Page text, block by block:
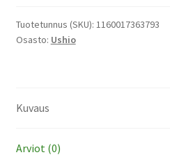
pelkkä
polttimo
Tuotetunnus (SKU): 1160017363793
Osasto: Ushio
Kuvaus
Arviot (0)